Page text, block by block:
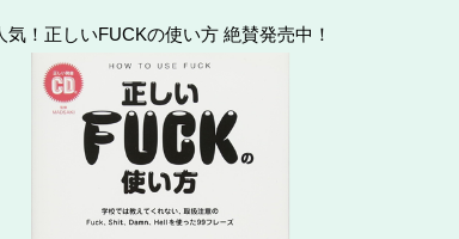
気！正しいFUCKの使い方 絶賛発売中！